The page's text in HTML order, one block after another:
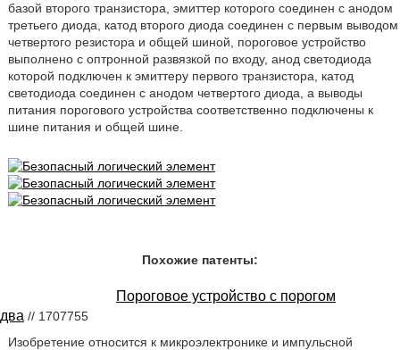
базой второго транзистора, эмиттер которого соединен с анодом
третьего диода, катод второго диода соединен с первым выводом
четвертого резистора и общей шиной, пороговое устройство
выполнено с оптронной развязкой по входу, анод светодиода
которой подключен к эмиттеру первого транзистора, катод
светодиода соединен с анодом четвертого диода, а выводы
питания порогового устройства соответственно подключены к
шине питания и общей шине.
Похожие патенты:
Пороговое устройство с порогом
два // 1707755
Изобретение относится к микроэлектронике и импульсной